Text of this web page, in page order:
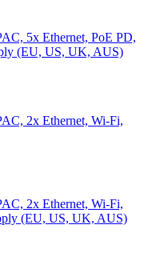
5x Ethernet, PoE PD,
(EU, US, UK, AUS)
2x Ethernet, Wi-Fi,
2x Ethernet, Wi-Fi,
(EU, US, UK, AUS)